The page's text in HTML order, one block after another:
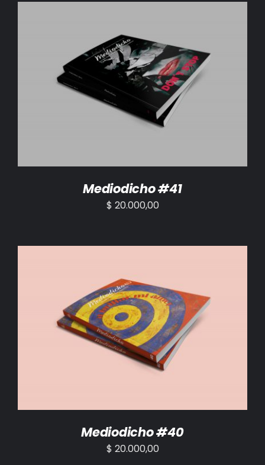
AÑADIR AL CARRITO / DETALLES
Mediodicho #41
$ 20.000,00
AÑADIR AL CARRITO / DETALLES
Mediodicho #40
$ 20.000,00